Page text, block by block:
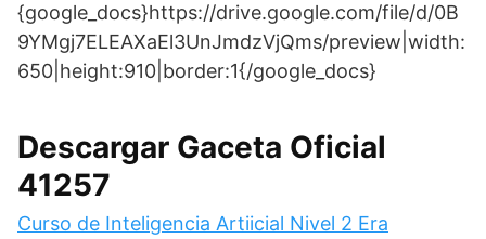
{google_docs}https://drive.google.com/file/d/0B
9YMgj7ELEAXaEl3UnJmdzVjQms/preview|width:
650|height:910|border:1{/google_docs}
Descargar Gaceta Oficial
41257
Curso de Inteligencia Artiicial Nivel 2 Era